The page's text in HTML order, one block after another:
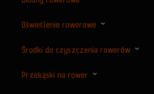
Oświetlenie rowerowe
Środki do czyszczenia rowerów
Przekąski na rower